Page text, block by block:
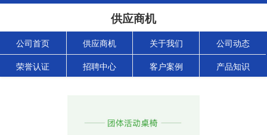
供应商机
公司首页 供应商机 关于我们 公司动态
荣誉认证 招聘中心 客户案例 产品知识